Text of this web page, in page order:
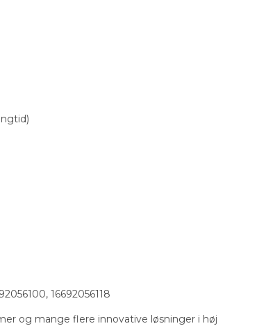
16692056118
og mange flere innovative løsninger i høj